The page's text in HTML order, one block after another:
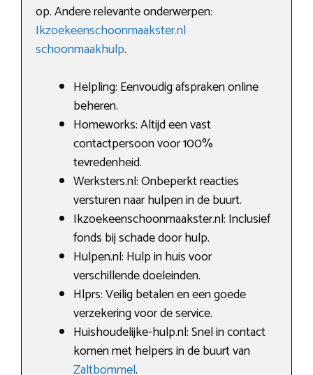
op. Andere relevante onderwerpen:
Ikzoekeenschoonmaakster.nl
schoonmaakhulp.
Helpling: Eenvoudig afspraken online
beheren.
Homeworks: Altijd een vast
contactpersoon voor 100%
tevredenheid.
Werksters.nl: Onbeperkt reacties
versturen naar hulpen in de buurt.
Ikzoekeenschoonmaakster.nl: Inclusief
fonds bij schade door hulp.
Hulpen.nl: Hulp in huis voor
verschillende doeleinden.
Hlprs: Veilig betalen en een goede
verzekering voor de service.
Huishoudelijke-hulp.nl: Snel in contact
komen met helpers in de buurt van
Zaltbommel.